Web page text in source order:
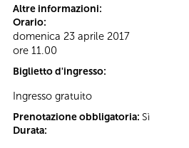
Altre informazioni:
Orario:
domenica 23 aprile 2017
ore 11.00
Biglietto d'ingresso:
Ingresso gratuito
Prenotazione obbligatoria: Sì
Durata: